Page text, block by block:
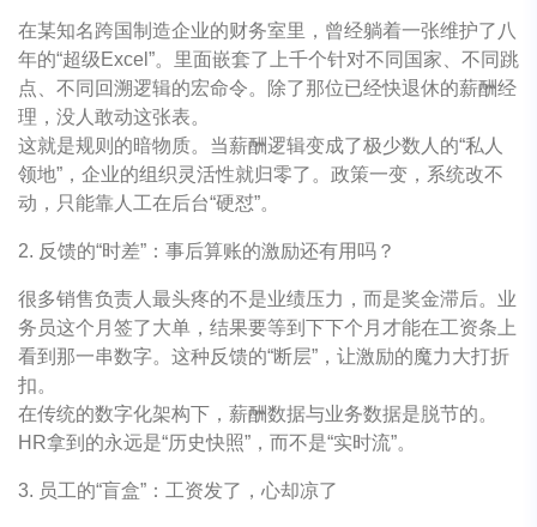
在某知名跨国制造企业的财务室里，曾经躺着一张维护了八
年的“超级Excel”。里面嵌套了上千个针对不同国家、不同跳
点、不同回溯逻辑的宏命令。除了那位已经快退休的薪酬经
理，没人敢动这张表。
这就是规则的暗物质。当薪酬逻辑变成了极少数人的“私人
领地”，企业的组织灵活性就归零了。政策一变，系统改不
动，只能靠人工在后台“硬怼”。
2. 反馈的“时差”：事后算账的激励还有用吗？
很多销售负责人最头疼的不是业绩压力，而是奖金滞后。业
务员这个月签了大单，结果要等到下下个月才能在工资条上
看到那一串数字。这种反馈的“断层”，让激励的魔力大打折
扣。
在传统的数字化架构下，薪酬数据与业务数据是脱节的。
HR拿到的永远是“历史快照”，而不是“实时流”。
3. 员工的“盲盒”：工资发了，心却凉了